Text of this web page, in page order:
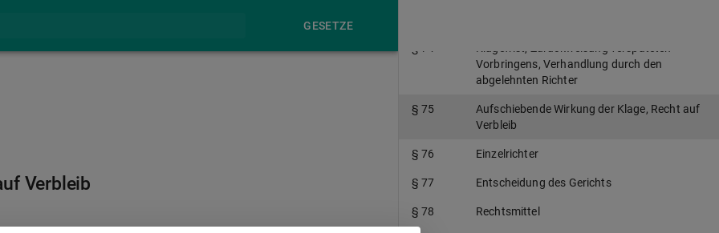
GESETZE
Verbleib
Vorbringens, Verhandlung durch den
abgelehnten Richter
§ 75
Aufschiebende Wirkung der Klage, Recht auf
Verbleib
§ 76 Einzelrichter
§ 77 Entscheidung des Gerichts
§ 78 Rechtsmittel